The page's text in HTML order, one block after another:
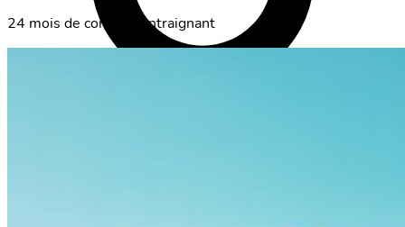
24 mois de contrat contraignant